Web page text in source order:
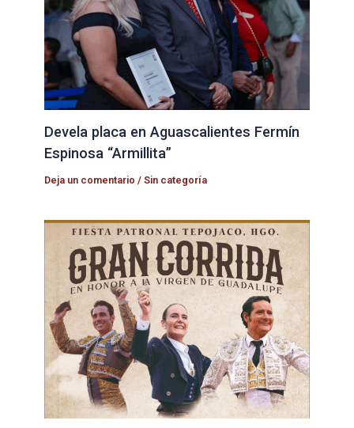
Devela placa en Aguascalientes Fermín
Espinosa “Armillita”
Deja un comentario /Sin categoría